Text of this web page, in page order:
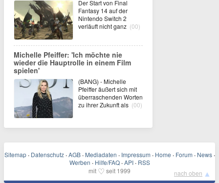
Der Start von Final
Fantasy 14 auf der
Nintendo Switch 2
verläuft nicht ganz (00)
Michelle Pfeiffer: 'Ich möchte nie
wieder die Hauptrolle in einem Film
spielen'
(BANG) - Michelle
Pfeiffer äußert sich mit
überraschenden Worten
zu ihrer Zukunft als (00)
Sitemap · Datenschutz · AGB · Mediadaten · Impressum · Home · Forum · News ·
Werben · Hilfe/FAQ · API · RSS
mit ♡ seit 1999 nach oben ▲